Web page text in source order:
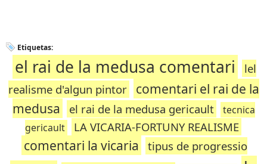
Etiquetas:
el rai de la medusa comentari
lel
realisme d'algun pintor
comentari el rai de la
medusa
el rai de la medusa gericault
tecnica
gericault
LA VICARIA-FORTUNY REALISME
comentari la vicaria
tipus de progressio